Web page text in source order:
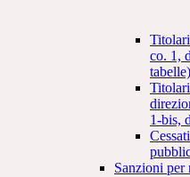
co. 1,
tabelle)
1-bis,
Sanzioni per